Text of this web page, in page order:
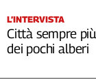
L’INTERVISTA
Città sempre
dei pochi alberi